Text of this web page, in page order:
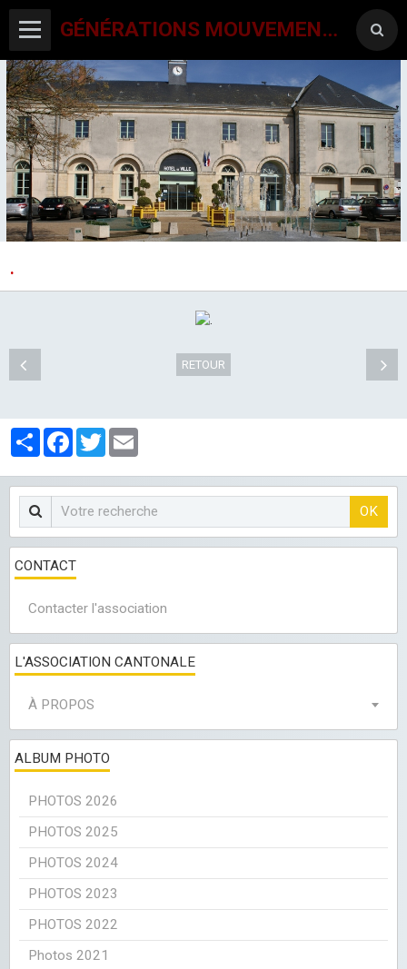
GÉNÉRATIONS MOUVEMENT INTERCLUBS CHAMPAGNE CONLINOISE
CANTON-ACTIVITES
AGENDA PAR ACTIVITE
LES CLUBS
.
RETOUR
PartagerFacebook
Twitter
OK
CONTACT
Contacter l'association
L'ASSOCIATION CANTONALE
À PROPOS
ALBUM PHOTO
PHOTOS 2026
PHOTOS 2025
PHOTOS 2024
PHOTOS 2023
PHOTOS 2022
Photos 2021